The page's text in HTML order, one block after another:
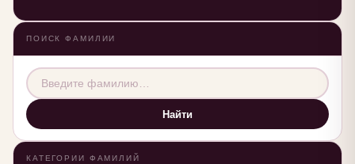
ПОИСК ФАМИЛИИ
Найти
КАТЕГОРИИ ФАМИЛИЙ